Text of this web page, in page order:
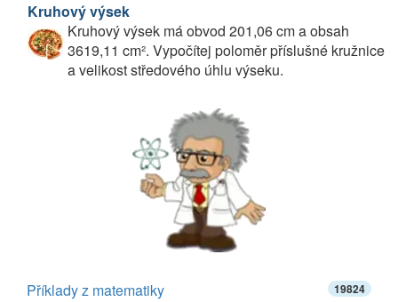
Kruhový výsek
Kruhový výsek má obvod 201,06 cm a obsah
3619,11 cm². Vypočítej poloměr příslušné kružnice
a velikost středového úhlu výseku.
Příklady z matematiky 19824